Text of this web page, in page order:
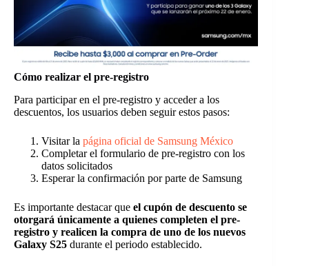
Cómo realizar el pre-registro
Para participar en el pre-registro y acceder a los
descuentos, los usuarios deben seguir estos pasos:
Visitar la página oficial de Samsung México
Completar el formulario de pre-registro con los
datos solicitados
Esperar la confirmación por parte de Samsung
Es importante destacar que el cupón de descuento se
otorgará únicamente a quienes completen el pre-
registro y realicen la compra de uno de los nuevos
Galaxy S25 durante el periodo establecido.